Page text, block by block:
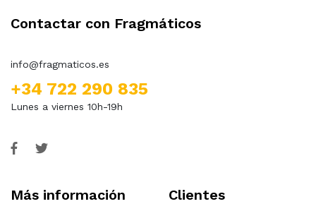
Contactar con Fragmáticos
info@fragmaticos.es
+34 722 290 835
Lunes a viernes 10h-19h
Más información Clientes